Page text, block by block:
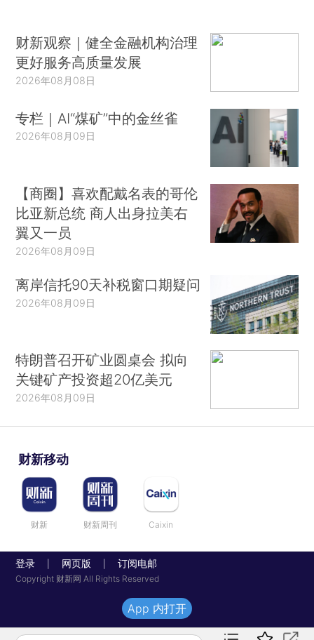
财新观察｜健全金融机构治理
更好服务高质量发展
2026年08月08日
专栏｜AI“煤矿”中的金丝雀
2026年08月09日
【商圈】喜欢配戴名表的哥伦
比亚新总统 商人出身拉美右
翼又一员
2026年08月09日
离岸信托90天补税窗口期疑问
2026年08月09日
特朗普召开矿业圆桌会 拟向
关键矿产投资超20亿美元
2026年08月09日
财新移动
财新 财新周刊 Caixin
登录 网页版 订阅电邮
Copyright 财新网 All Rights Reserved
App 内打开